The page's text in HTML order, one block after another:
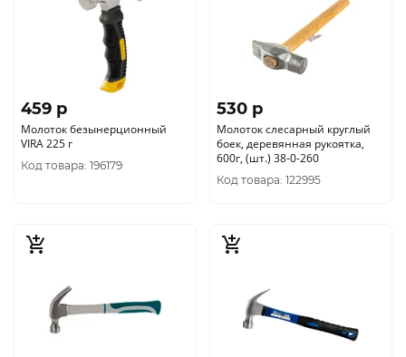
459 p
Молоток безынерционный
VIRA 225 г
Код товара: 196179
530 p
Молоток слесарный круглый
боек, деревянная рукоятка,
600г, (шт.) 38-0-260
Код товара: 122995